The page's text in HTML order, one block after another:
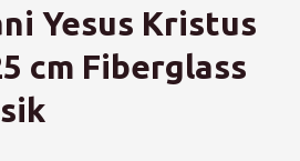
Yesus Kristus
cm Fiberglass